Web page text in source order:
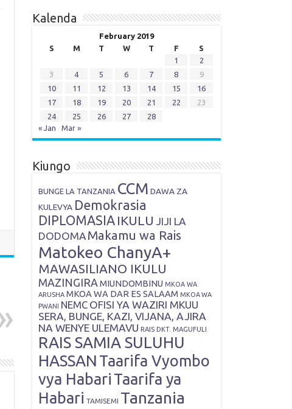
Kalenda
February 2019
S
M T W T F
S
1
2
3
4 5 6 7 8
9
10
11 12 13 14 15
16
17
18 19 20 21 22
23
24
25 26 27
28
« Jan
Mar »
Kiungo
BUNGE LA TANZANIA CCM DAWA ZA
KULEVYA Demokrasia
DIPLOMASIA IKULU JIJI LA
DODOMA Makamu wa Rais
Matokeo ChanyA+
MAWASILIANO IKULU
MAZINGIRAMIUNDOMBINU MKOA WA
ARUSHA MKOA WA DAR ES SALAAM MKOA WA
PWANI NEMC OFISI YA WAZIRI MKUU
SERA, BUNGE, KAZI, VIJANA, AJIRA
NA WENYE ULEMAVU RAIS DKT. MAGUFULI
RAIS SAMIA SULUHU
HASSAN Taarifa Vyombo
vya Habari Taarifa ya
Habari TAMISEMI Tanzania